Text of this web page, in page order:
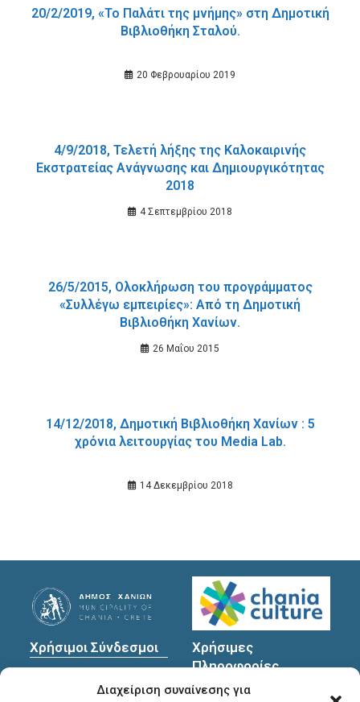
Διαχείριση συναίνεσης για
20/2/2019, «Το Παλάτι της μνήμης» στη Δημοτική
Βιβλιοθήκη Σταλού.
20 Φεβρουαρίου 2019
4/9/2018, Τελετή λήξης της Καλοκαιρινής
Εκστρατείας Ανάγνωσης και Δημιουργικότητας
2018
4 Σεπτεμβρίου 2018
26/5/2015, Ολοκλήρωση του προγράμματος
«Συλλέγω εμπειρίες»: Από τη Δημοτική
Βιβλιοθήκη Χανίων.
26 Μαΐου 2015
14/12/2018, Δημοτική Βιβλιοθήκη Χανίων : 5
χρόνια λειτουργίας του Media Lab.
14 Δεκεμβρίου 2018
Χρήσιμοι Σύνδεσμοι
Προσωπικών
Χρήσιμες
Πληροφορίες
Διεύθυνση